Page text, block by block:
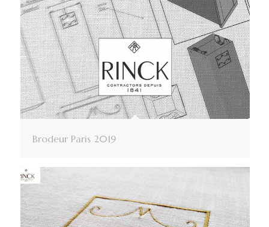
Brodeur Paris 2019